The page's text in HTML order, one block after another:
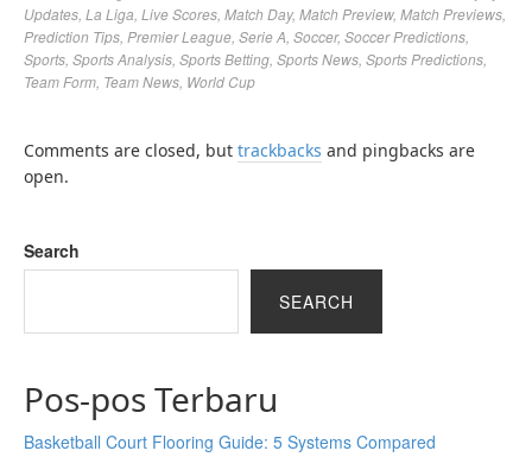
Updates La Liga Live Scores Match Day, Match Preview, Match Previews
Prediction Tips Premier League Serie A Soccer, Soccer Predictions
Sports Sports Analysis Sports Betting Sports News Sports Predictions
Team Form Team News World Cup
Comments are closed, but trackbacks and pingbacks are
open.
Search
SEARCH
Pos-pos Terbaru
Basketball Court Flooring Guide: 5 Systems Compared